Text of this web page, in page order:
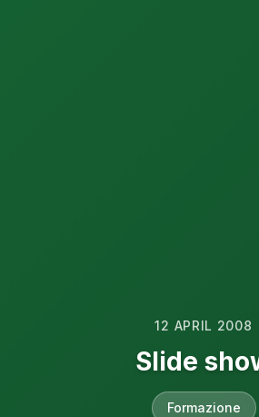
12 APRIL 2008
Slide
Formazione